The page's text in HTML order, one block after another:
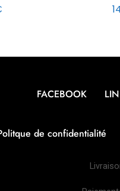
FACEBOOK
de confidentialité